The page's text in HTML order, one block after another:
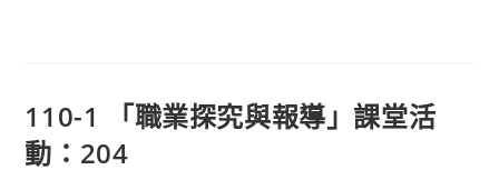
110-1 「職業探究與報導」課堂活
動：204